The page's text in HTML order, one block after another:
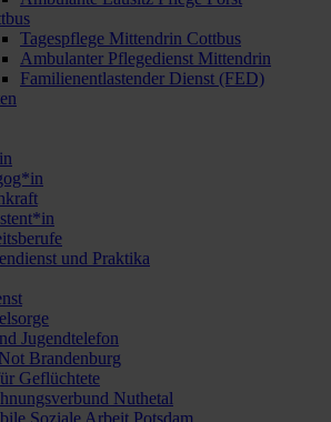
Tagespflege Mittendrin Cottbus
Ambulanter Pflegedienst Mittendrin
Familienentlastender Dienst (FED)
und Praktika
Jugendtelefon
Brandenburg
Geflüchtete
Nuthetal
Soziale Arbeit Potsdam